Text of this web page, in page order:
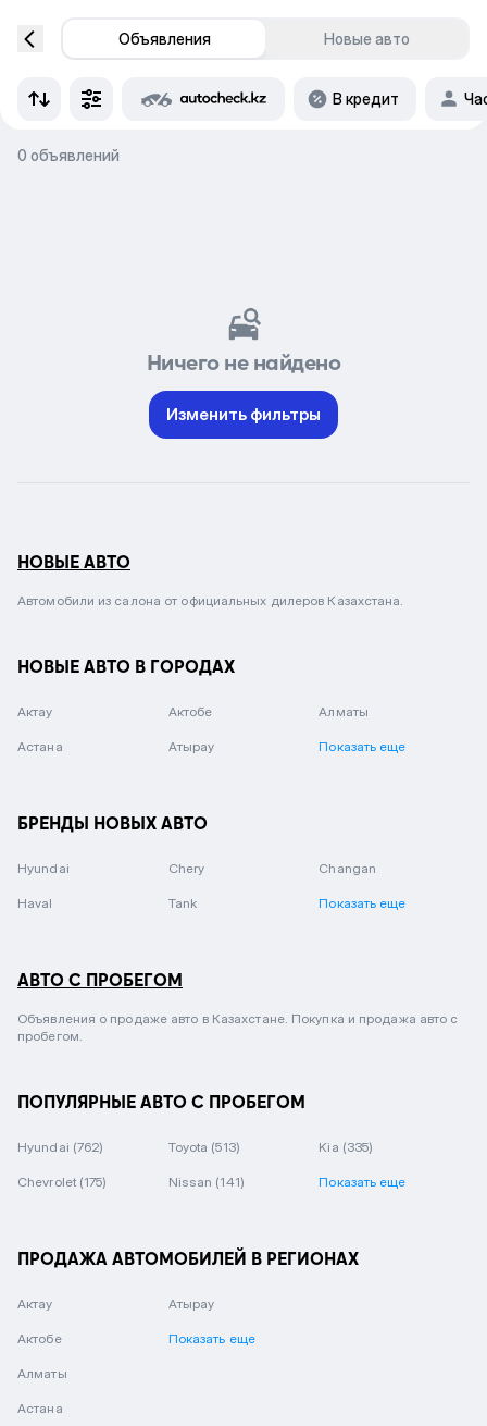
Объявления Новые авто
В кредит
0 объявлений
Ничего не найдено
Изменить фильтры
НОВЫЕ АВТО
Автомобили из салона от официальных дилеров Казахстана.
НОВЫЕ АВТО В ГОРОДАХ
Актау Актобе Алматы
Астана Атырау Показать еще
БРЕНДЫ НОВЫХ АВТО
Hyundai Chery Changan
Haval Tank Показать еще
АВТО С ПРОБЕГОМ
Объявления о продаже авто в Казахстане. Покупка и продажа авто с
пробегом.
ПОПУЛЯРНЫЕ АВТО С ПРОБЕГОМ
Hyundai (762) Toyota (513) Kia (335)
Chevrolet (175) Nissan (141) Показать еще
ПРОДАЖА АВТОМОБИЛЕЙ В РЕГИОНАХ
Актау
Актобе
Алматы
Астана
Атырау
Показать еще